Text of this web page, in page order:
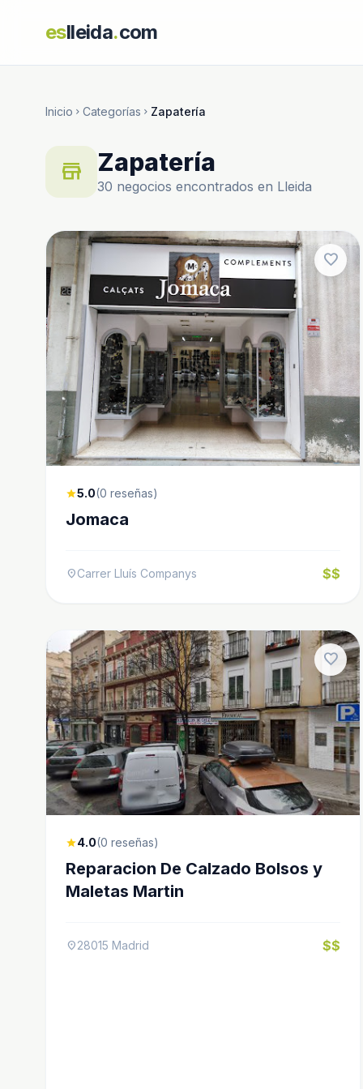
eslleida.com
Inicio chevron_right Categorías chevron_right Zapatería
store Zapatería
30 negocios encontrados en Lleida
favorite
star5.0(0 reseñas)
Jomaca
location_onCarrer Lluís Companys $$
favorite
star4.0(0 reseñas)
Reparacion De Calzado Bolsos y
Maletas Martin
location_on28015 Madrid $$